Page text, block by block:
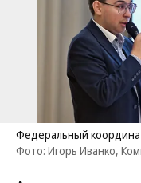
Федеральный
Фото: Игорь Иванко,